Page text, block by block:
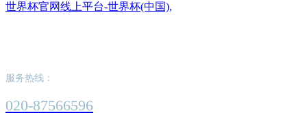
世界杯官网线上平台-世界杯(中国),
服务热线：
020-87566596